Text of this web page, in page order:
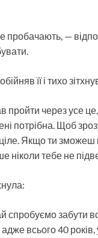
пробачають, —
її і тихо
пройти через усе
потрібна. Щоб
Якщо ти зможеш
ніколи тебе не
забути
всього 40